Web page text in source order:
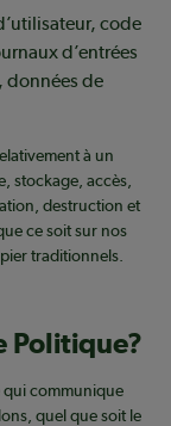
code
d’entrées
données de
à un
stockage, accès,
destruction et
ce soit sur nos
traditionnels.
Politique?
qui communique
quel que soit le